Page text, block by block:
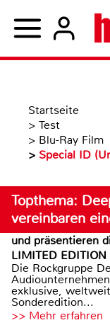
Startseite
> Test
> Blu-Ray Film
> Special ID
Topthema:
vereinbaren
und präsentieren
LIMITED EDITION
Die Rockgruppe
exklusive,
Sonderedition...
>> Mehr erfahren